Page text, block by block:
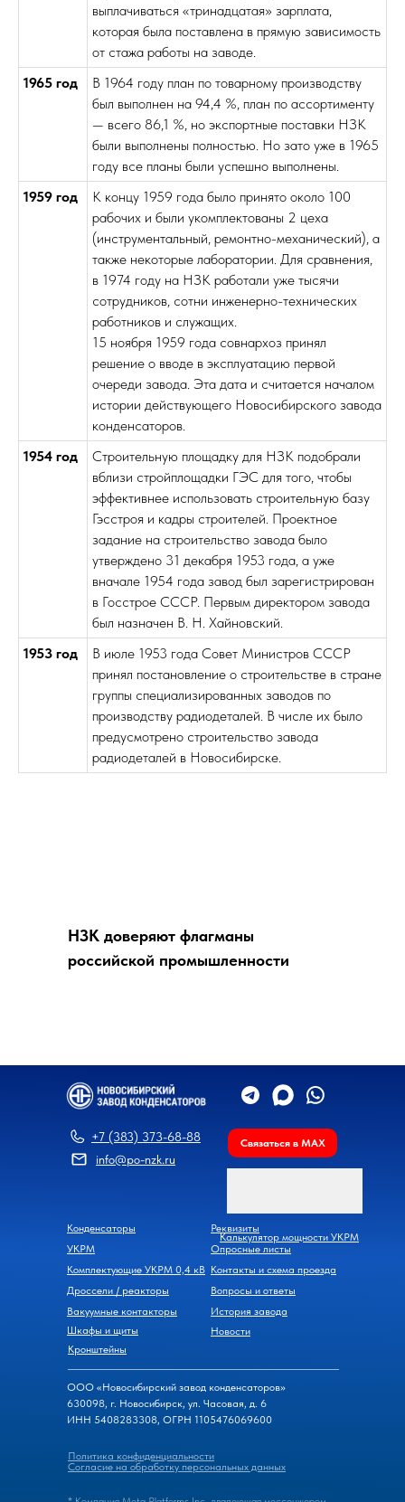
выплачиваться «тринадцатая» зарплата,
которая была поставлена в прямую зависимость
от стажа работы на заводе.
1965 год
В 1964 году план по товарному производству
был выполнен на 94,4 %, план по ассортименту
— всего 86,1 %, но экспортные поставки НЗК
были выполнены полностью. Но зато уже в 1965
году все планы были успешно выполнены.
1959 год
К концу 1959 года было принято около 100
рабочих и были укомплектованы 2 цеха
(инструментальный, ремонтно-механический), а
также некоторые лаборатории. Для сравнения,
в 1974 году на НЗК работали уже тысячи
сотрудников, сотни инженерно-технических
работников и служащих.
15 ноября 1959 года совнархоз принял
решение о вводе в эксплуатацию первой
очереди завода. Эта дата и считается началом
истории действующего Новосибирского завода
конденсаторов.
1954 год
Строительную площадку для НЗК подобрали
вблизи стройплощадки ГЭС для того, чтобы
эффективнее использовать строительную базу
Гэсстроя и кадры строителей. Проектное
задание на строительство завода было
утверждено 31 декабря 1953 года, а уже
вначале 1954 года завод был зарегистрирован
в Госстрое СССР. Первым директором завода
был назначен В. Н. Хайновский.
1953 год
В июле 1953 года Совет Министров СССР
принял постановление о строительстве в стране
группы специализированных заводов по
производству радиодеталей. В числе их было
предусмотрено строительство завода
радиодеталей в Новосибирске.
НЗК доверяют флагманы
российской промышленности
info@po-nzk.ru
Конденсаторы
УКРМ
Комплектующие УКРМ 0,4 кВ
Кронштейны
Шкафы и щиты
Вакуумные контакторы
Дроссели / реакторы
Реквизиты
Калькулятор мощности УКРМ
Опросные листы
Контакты и схема проезда
Вопросы и ответы
Новости
История завода
Согласие на обработку персональных данных
Политика конфиденциальности
ООО «Новосибирский завод конденсаторов»
630098, г. Новосибирск, ул. Часовая, д. 6
ИНН 5408283308, ОГРН 1105476069600
+7 (383) 373-68-88 Связаться в MAX